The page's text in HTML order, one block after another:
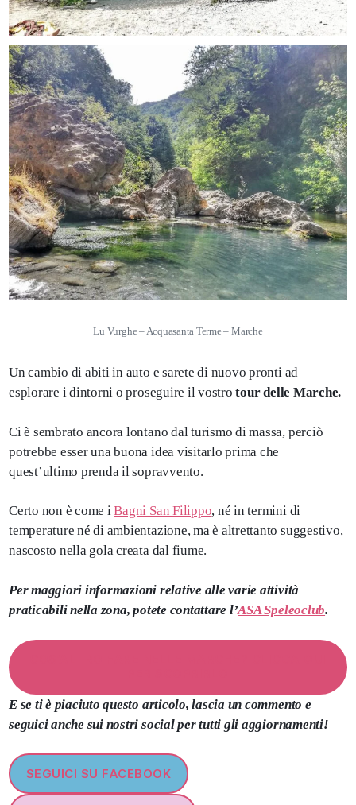
Lu Vurghe – Acquasanta Terme – Marche
Un cambio di abiti in auto e sarete di nuovo pronti ad
esplorare i dintorni o proseguire il vostrotour delle Marche.
Ci è sembrato ancora lontano dal turismo di massa, perciò
potrebbe esser una buona idea visitarlo prima che
quest’ultimo prenda il sopravvento.
Certo non è come iBagni San Filippo, né in termini di
temperature né di ambientazione, ma è altrettanto suggestivo,
nascosto nella gola creata dal fiume.
Per maggiori informazioni relative alle varie attività
praticabili nella zona, potete contattare l’ASA Speleoclub.
E se ti è piaciuto questo articolo, lascia un commento e
seguici anche sui nostri social per tutti gli aggiornamenti!
SEGUICI SU FACEBOOK